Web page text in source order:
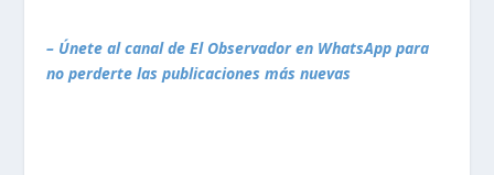
– Únete al canal de El Observador en WhatsApp para
no perderte las publicaciones más nuevas